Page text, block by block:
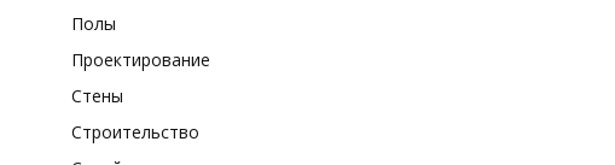
Полы
Проектирование
Стены
Строительство